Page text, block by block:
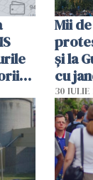
Mii
și la
cu
30